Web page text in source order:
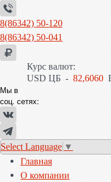
8(86342) 50-120
8(86342) 50-041
Курс валют:
USD ЦБ -82,6060
Мы в
соц. сетях:
Select Language ▼
Главная
О компании